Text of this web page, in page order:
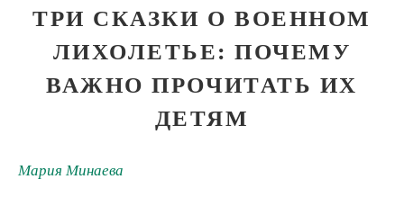
ТРИ СКАЗКИ О ВОЕННОМ
ЛИХОЛЕТЬЕ: ПОЧЕМУ
ВАЖНО ПРОЧИТАТЬ ИХ
ДЕТЯМ
Мария Минаева